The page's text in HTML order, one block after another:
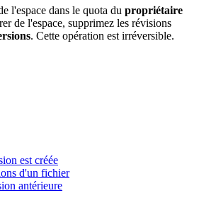
l'espace dans le quota du propriétaire
de l'espace, supprimez les révisions
. Cette opération est irréversible.
est créée
d'un fichier
antérieure